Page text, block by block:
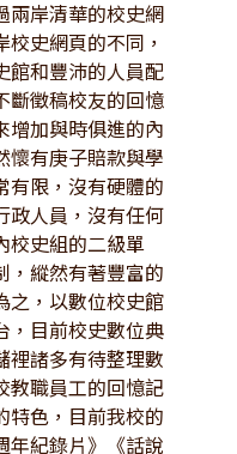
兩岸清華的校史網
史網頁的不同，
館和豐沛的人員配
斷徵稿校友的回憶
增加與時俱進的內
懷有庚子賠款與學
有限，沒有硬體的
政人員，沒有任何
校史組的二級單
，縱然有著豐富的
之，以數位校史館
，目前校史數位典
裡諸多有待整理數
教職員工的回憶記
特色，目前我校的
年紀錄片》《話說